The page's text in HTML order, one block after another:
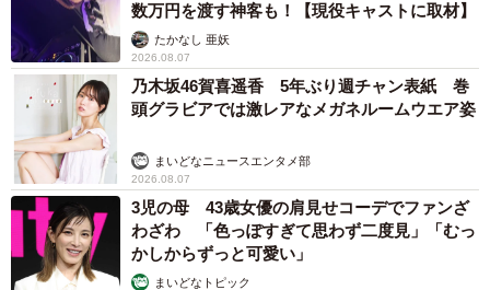
数万円を渡す神客も！【現役キャストに取材】
たかなし 亜妖
2026.08.07
乃木坂46賀喜遥香 5年ぶり週チャン表紙 巻
頭グラビアでは激レアなメガネルームウエア姿
まいどなニュースエンタメ部
2026.08.07
3児の母 43歳女優の肩見せコーデでファンざ
わざわ 「色っぽすぎて思わず二度見」「むっ
かしからずっと可愛い」
まいどなトピック